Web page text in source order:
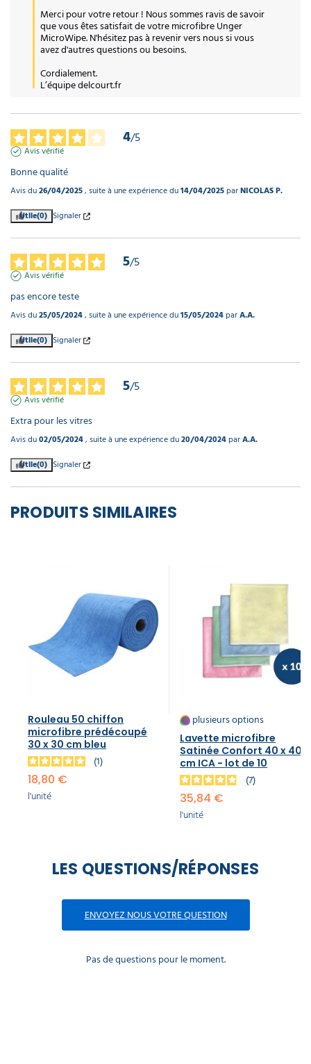
PRODUITS SIMILAIRES
Rouleau 50 chiffon
microfibre prédécoupé
30 x 30 cm bleu
1
18,80 €
l'unité
plusieurs options
Lavette microfibre
Satinée Confort 40 x 40
cm ICA - lot de 10
7
35,84 €
l'unité
LES QUESTIONS/RÉPONSES
ENVOYEZ NOUS VOTRE QUESTION
Pas de questions pour le moment.
Merci pour votre retour ! Nous sommes ravis de savoir
que vous êtes satisfait de votre microfibre Unger
MicroWipe. N'hésitez pas à revenir vers nous si vous
avez d'autres questions ou besoins.
Cordialement.
L’équipe delcourt.fr
4/5
Avis vérifié
Bonne qualité
Avis du26/04/2025, suite à une expérience du14/04/2025parNICOLAS P.
Utile(0) Signaler
5/5
Avis vérifié
pas encore teste
Avis du25/05/2024, suite à une expérience du15/05/2024parA.A.
Utile(0) Signaler
5/5
Avis vérifié
Extra pour les vitres
Avis du02/05/2024, suite à une expérience du20/04/2024parA.A.
Utile(0) Signaler